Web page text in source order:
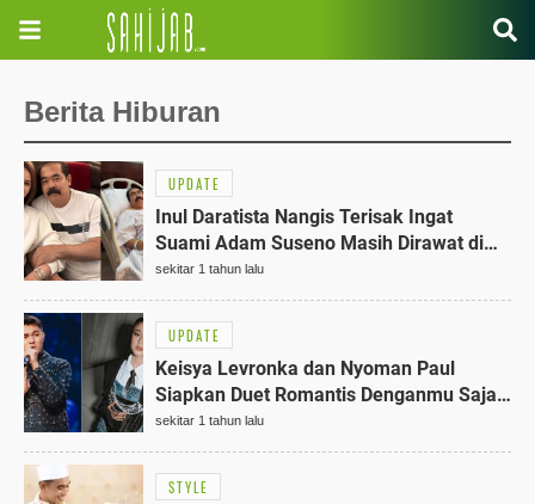
Berita Hiburan
UPDATE
Inul Daratista Nangis Terisak Ingat
Suami Adam Suseno Masih Dirawat di
RS: 30 Tahun Tak Pernah Sakit
sekitar 1 tahun lalu
UPDATE
Keisya Levronka dan Nyoman Paul
Siapkan Duet Romantis Denganmu Saja
27 Juni 2025
sekitar 1 tahun lalu
STYLE